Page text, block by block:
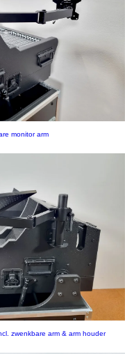
monitor arm
zwenkbare arm & arm houder